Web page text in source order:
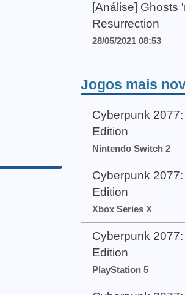
[Análise] Ghosts
Resurrection
28/05/2021 08:53
Jogos mais
Cyberpunk
Edition
Nintendo Switch 2
Cyberpunk
Edition
Xbox Series X
Cyberpunk
Edition
PlayStation 5